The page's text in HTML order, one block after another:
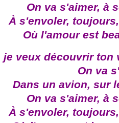
On va s'aimer, à
À s'envoler,
Où l'amour est
je veux découvrir ton
On va
Dans un avion, sur
On va s'aimer, à
À s'envoler,